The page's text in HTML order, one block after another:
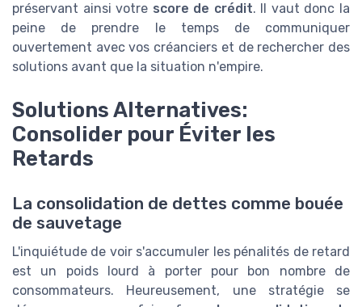
préservant ainsi votre score de crédit. Il vaut donc la
peine de prendre le temps de communiquer
ouvertement avec vos créanciers et de rechercher des
solutions avant que la situation n'empire.
Solutions Alternatives:
Consolider pour Éviter les
Retards
La consolidation de dettes comme bouée
de sauvetage
L'inquiétude de voir s'accumuler les pénalités de retard
est un poids lourd à porter pour bon nombre de
consommateurs. Heureusement, une stratégie se